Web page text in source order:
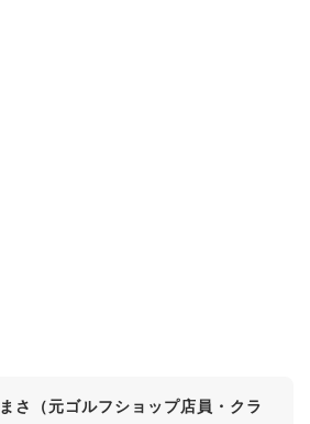
まさ（元ゴルフショップ店員・クラ